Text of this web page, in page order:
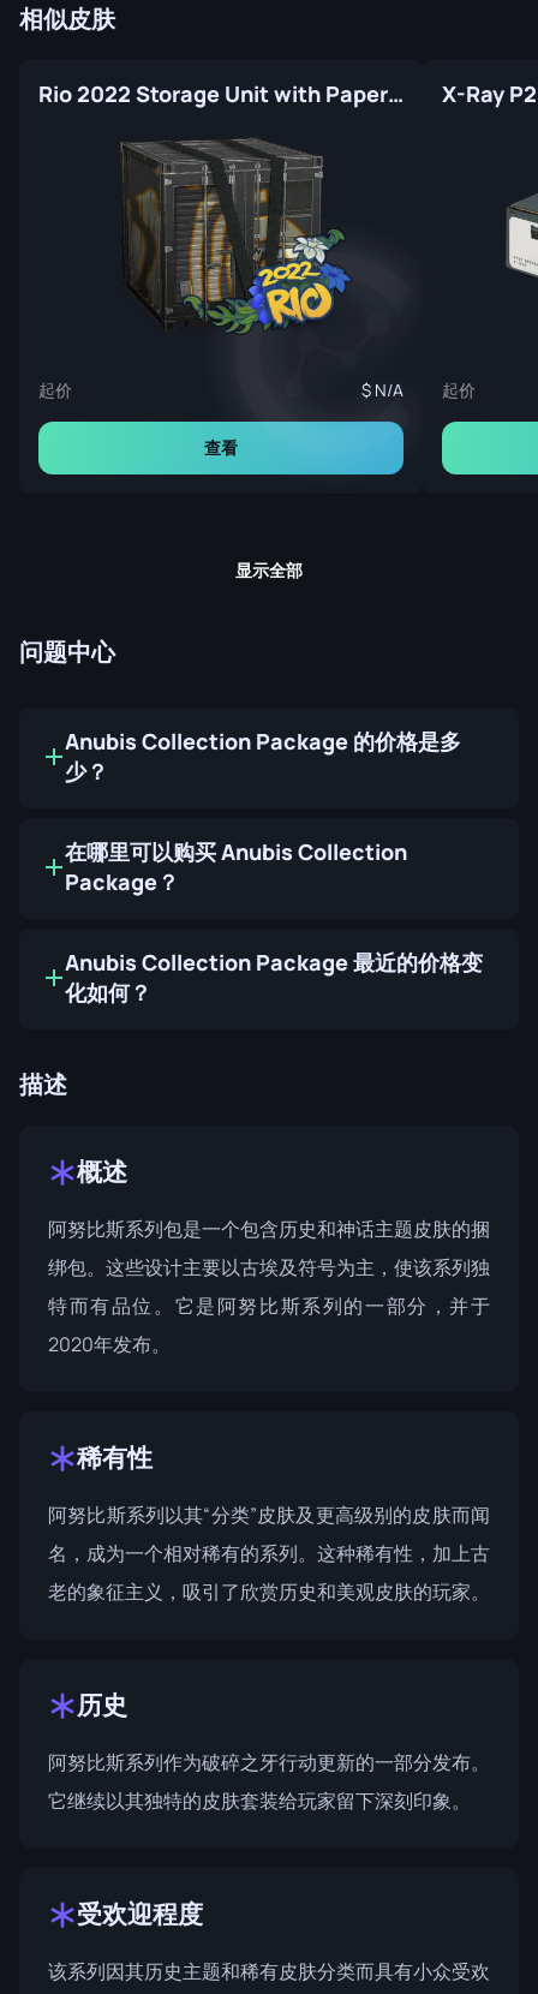
相似皮肤
Rio 2022 Storage Unit with Paper Stickers
起价 N/A
查看
X-Ray
起价
显示全部
问题中心
Anubis Collection Package 的价格是多
少？
在哪里可以购买 Anubis Collection
Package？
Anubis Collection Package 最近的价格变
化如何？
描述
概述
阿努比斯系列包是一个包含历史和神话主题皮肤的捆
绑包。这些设计主要以古埃及符号为主，使该系列独
特而有品位。它是阿努比斯系列的一部分，并于
2020年发布。
稀有性
阿努比斯系列以其“分类”皮肤及更高级别的皮肤而闻
名，成为一个相对稀有的系列。这种稀有性，加上古
老的象征主义，吸引了欣赏历史和美观皮肤的玩家。
历史
阿努比斯系列作为破碎之牙行动更新的一部分发布。
它继续以其独特的皮肤套装给玩家留下深刻印象。
受欢迎程度
该系列因其历史主题和稀有皮肤分类而具有小众受欢